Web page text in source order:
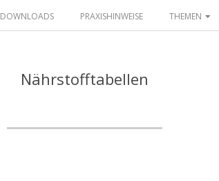
DOWNLOADS PRAXISHINWEISE THEMEN
Nährstofftabellen